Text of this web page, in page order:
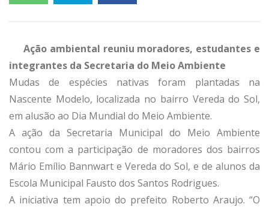
Ação ambiental reuniu moradores, estudantes e
integrantes da Secretaria do Meio Ambiente
Mudas de espécies nativas foram plantadas na
Nascente Modelo, localizada no bairro Vereda do Sol,
em alusão ao Dia Mundial do Meio Ambiente.
A ação da Secretaria Municipal do Meio Ambiente
contou com a participação de moradores dos bairros
Mário Emílio Bannwart e Vereda do Sol, e de alunos da
Escola Municipal Fausto dos Santos Rodrigues.
A iniciativa tem apoio do prefeito Roberto Araujo. “O